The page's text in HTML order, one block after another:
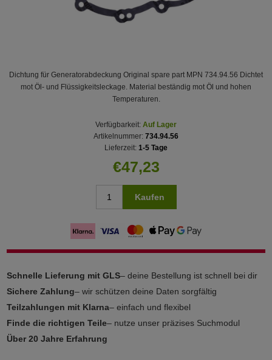
Dichtung für Generatorabdeckung Original spare part MPN 734.94.56 Dichtet
mot Öl- und Flüssigkeitsleckage. Material beständig mot Öl und hohen
Temperaturen.
Verfügbarkeit: Auf Lager
Artikelnummer: 734.94.56
Lieferzeit: 1-5 Tage
€47,23
Kaufen
Schnelle Lieferung mit GLS– deine Bestellung ist schnell bei dir
Sichere Zahlung– wir schützen deine Daten sorgfältig
Teilzahlungen mit Klarna– einfach und flexibel
Finde die richtigen Teile– nutze unser präzises Suchmodul
Über 20 Jahre Erfahrung